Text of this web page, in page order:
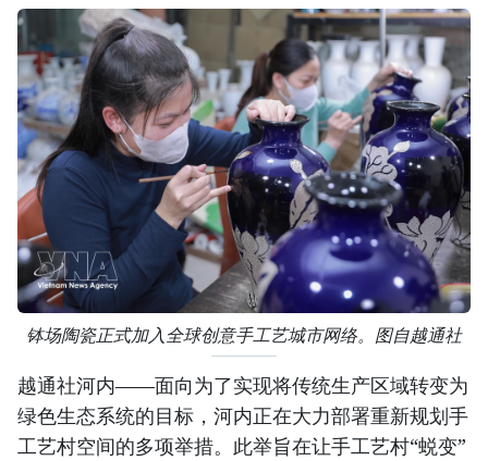
钵场陶瓷正式加入全球创意手工艺城市网络。图自越通社
越通社河内——面向为了实现将传统生产区域转变为
绿色生态系统的目标，河内正在大力部署重新规划手
工艺村空间的多项举措。此举旨在让手工艺村“蜕变”